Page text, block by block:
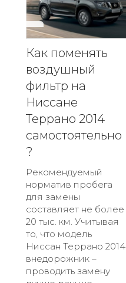
Как поменять
воздушный
фильтр на
Ниссане
Террано 2014
самостоятельно
?
Рекомендуемый
норматив пробега
для замены
составляет не более
20 тыс. км. Учитывая
то, что модель
Ниссан Террано 2014
внедорожник –
проводить замену